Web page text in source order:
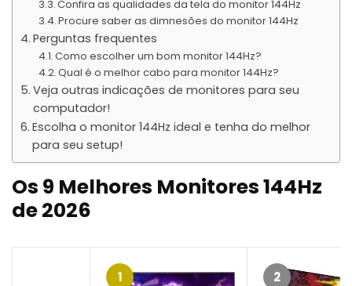
Confira as qualidades da tela do monitor 144Hz
Procure saber as dimnesões do monitor 144Hz
Perguntas frequentes
Como escolher um bom monitor 144Hz?
Qual é o melhor cabo para monitor 144Hz?
Veja outras indicações de monitores para seu
computador!
Escolha o monitor 144Hz ideal e tenha do melhor
para seu setup!
Os 9 Melhores Monitores 144Hz
de 2026
1 2